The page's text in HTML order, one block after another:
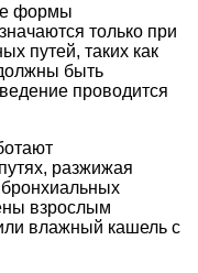
формы
только при
путей, таких как
быть
проводится
разжижая
бронхиальных
взрослым
влажный кашель с